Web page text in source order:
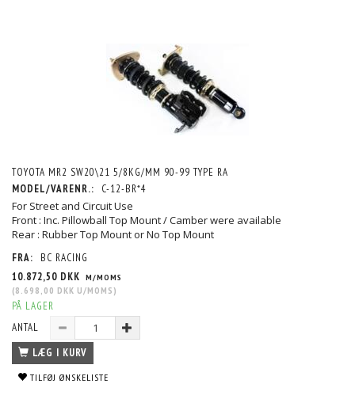
TOYOTA MR2 SW20\21 5/8KG/MM 90-99 TYPE RA
MODEL/VARENR.:
C-12-BR*4
For Street and Circuit Use
Front : Inc. Pillowball Top Mount / Camber were available
Rear : Rubber Top Mount or No Top Mount
FRA:
BC RACING
10.872,50 DKK M/MOMS
(8.698,00 DKK U/MOMS )
PÅ LAGER
ANTAL
LÆG I KURV
TILFØJ ØNSKELISTE